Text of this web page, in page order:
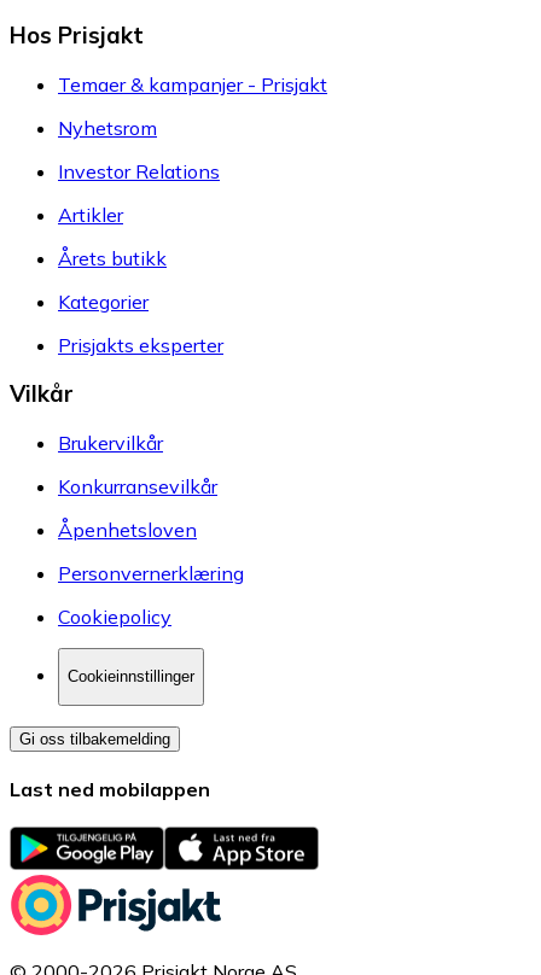
Hos Prisjakt
Temaer & kampanjer - Prisjakt
Nyhetsrom
Investor Relations
Artikler
Årets butikk
Kategorier
Prisjakts eksperter
Vilkår
Brukervilkår
Konkurransevilkår
Åpenhetsloven
Personvernerklæring
Cookiepolicy
Cookieinnstillinger
Gi oss tilbakemelding
Last ned mobilappen